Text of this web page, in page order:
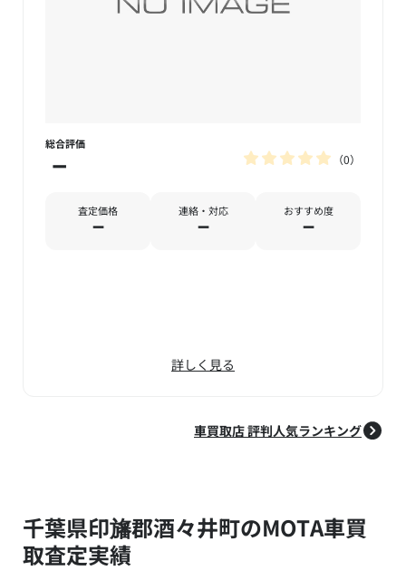
総合評価
－ 0
査定価格
－
連絡・対応
－
おすすめ度
－
詳しく見る
車買取店 評判人気ランキング
千葉県印旛郡酒々井町のMOTA車買
取査定実績